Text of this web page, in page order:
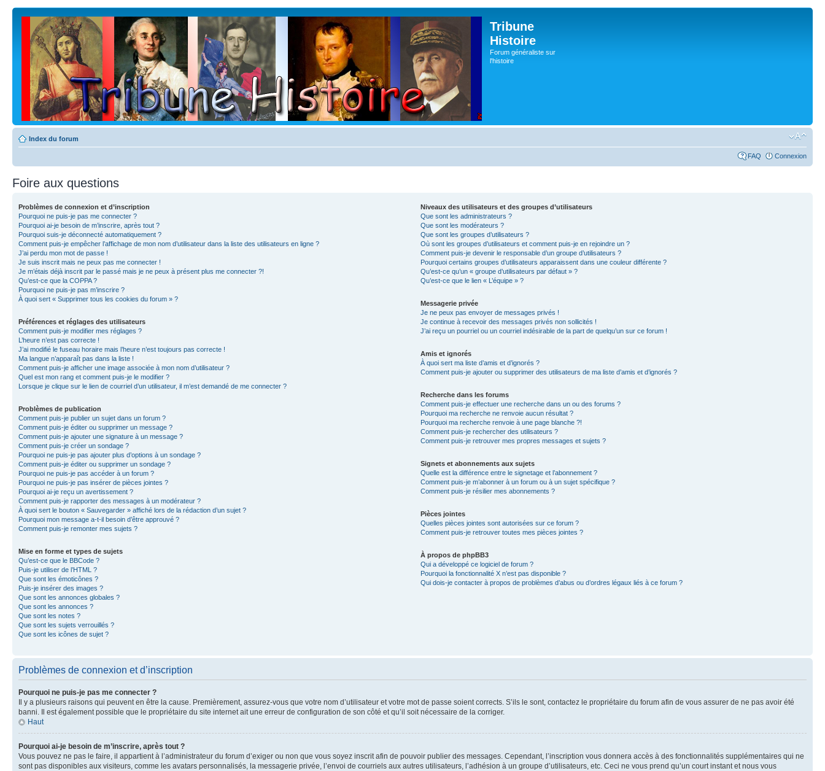
Tribune
Histoire
Forum généraliste sur
l'histoire
Index du forum
FAQ Connexion
Foire aux questions
Problèmes de connexion et d’inscription
Pourquoi ne puis-je pas me connecter ?
Pourquoi ai-je besoin de m’inscrire, après tout ?
Pourquoi suis-je déconnecté automatiquement ?
Comment puis-je empêcher l’affichage de mon nom d’utilisateur dans la liste des utilisateurs en ligne ?
J’ai perdu mon mot de passe !
Je suis inscrit mais ne peux pas me connecter !
Je m’étais déjà inscrit par le passé mais je ne peux à présent plus me connecter ?!
Qu’est-ce que la COPPA ?
Pourquoi ne puis-je pas m’inscrire ?
À quoi sert « Supprimer tous les cookies du forum » ?
Préférences et réglages des utilisateurs
Comment puis-je modifier mes réglages ?
L’heure n’est pas correcte !
J’ai modifié le fuseau horaire mais l’heure n’est toujours pas correcte !
Ma langue n’apparaît pas dans la liste !
Comment puis-je afficher une image associée à mon nom d’utilisateur ?
Quel est mon rang et comment puis-je le modifier ?
Lorsque je clique sur le lien de courriel d’un utilisateur, il m’est demandé de me connecter ?
Problèmes de publication
Comment puis-je publier un sujet dans un forum ?
Comment puis-je éditer ou supprimer un message ?
Comment puis-je ajouter une signature à un message ?
Comment puis-je créer un sondage ?
Pourquoi ne puis-je pas ajouter plus d’options à un sondage ?
Comment puis-je éditer ou supprimer un sondage ?
Pourquoi ne puis-je pas accéder à un forum ?
Pourquoi ne puis-je pas insérer de pièces jointes ?
Pourquoi ai-je reçu un avertissement ?
Comment puis-je rapporter des messages à un modérateur ?
À quoi sert le bouton « Sauvegarder » affiché lors de la rédaction d’un sujet ?
Pourquoi mon message a-t-il besoin d’être approuvé ?
Comment puis-je remonter mes sujets ?
Mise en forme et types de sujets
Qu’est-ce que le BBCode ?
Puis-je utiliser de l’HTML ?
Que sont les émoticônes ?
Puis-je insérer des images ?
Que sont les annonces globales ?
Que sont les annonces ?
Que sont les notes ?
Que sont les sujets verrouillés ?
Que sont les icônes de sujet ?
Niveaux des utilisateurs et des groupes d’utilisateurs
Que sont les administrateurs ?
Que sont les modérateurs ?
Que sont les groupes d’utilisateurs ?
Où sont les groupes d’utilisateurs et comment puis-je en rejoindre un ?
Comment puis-je devenir le responsable d’un groupe d’utilisateurs ?
Pourquoi certains groupes d’utilisateurs apparaissent dans une couleur différente ?
Qu’est-ce qu’un « groupe d’utilisateurs par défaut » ?
Qu’est-ce que le lien « L’équipe » ?
Messagerie privée
Je ne peux pas envoyer de messages privés !
Je continue à recevoir des messages privés non sollicités !
J’ai reçu un pourriel ou un courriel indésirable de la part de quelqu’un sur ce forum !
Amis et ignorés
À quoi sert ma liste d’amis et d’ignorés ?
Comment puis-je ajouter ou supprimer des utilisateurs de ma liste d’amis et d’ignorés ?
Recherche dans les forums
Comment puis-je effectuer une recherche dans un ou des forums ?
Pourquoi ma recherche ne renvoie aucun résultat ?
Pourquoi ma recherche renvoie à une page blanche ?!
Comment puis-je rechercher des utilisateurs ?
Comment puis-je retrouver mes propres messages et sujets ?
Signets et abonnements aux sujets
Quelle est la différence entre le signetage et l’abonnement ?
Comment puis-je m’abonner à un forum ou à un sujet spécifique ?
Comment puis-je résilier mes abonnements ?
Pièces jointes
Quelles pièces jointes sont autorisées sur ce forum ?
Comment puis-je retrouver toutes mes pièces jointes ?
À propos de phpBB3
Qui a développé ce logiciel de forum ?
Pourquoi la fonctionnalité X n’est pas disponible ?
Qui dois-je contacter à propos de problèmes d’abus ou d’ordres légaux liés à ce forum ?
Problèmes de connexion et d’inscription
Pourquoi ne puis-je pas me connecter ?
Il y a plusieurs raisons qui peuvent en être la cause. Premièrement, assurez-vous que votre nom d’utilisateur et votre mot de passe soient corrects. S’ils le sont, contactez le propriétaire du forum afin de vous assurer de ne pas avoir été
banni. Il est également possible que le propriétaire du site internet ait une erreur de configuration de son côté et qu’il soit nécessaire de la corriger.
Haut
Pourquoi ai-je besoin de m’inscrire, après tout ?
Vous pouvez ne pas le faire, il appartient à l’administrateur du forum d’exiger ou non que vous soyez inscrit afin de pouvoir publier des messages. Cependant, l’inscription vous donnera accès à des fonctionnalités supplémentaires qui ne
sont pas disponibles aux visiteurs, comme les avatars personnalisés, la messagerie privée, l’envoi de courriels aux autres utilisateurs, l’adhésion à un groupe d’utilisateurs, etc. Ceci ne vous prend qu’un court instant et nous vous